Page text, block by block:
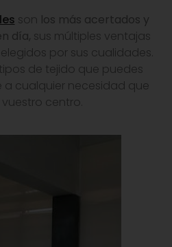
son los más acertados y
día, sus múltiples ventajas
por sus cualidades.
de tejido que puedes
cualquier necesidad que
centro.